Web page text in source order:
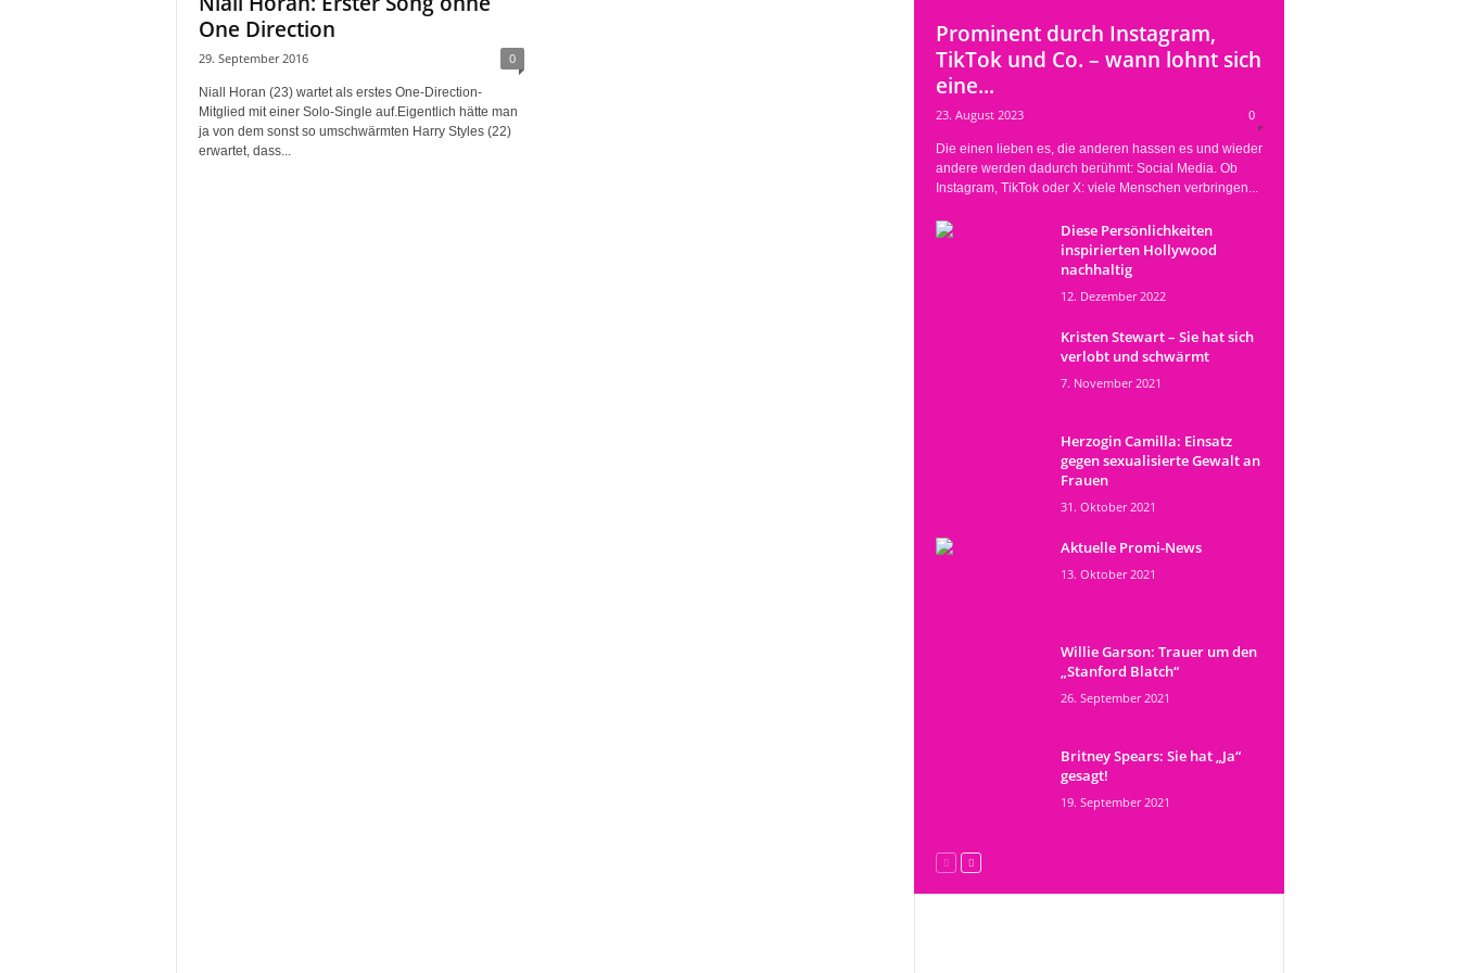
One Direction
29. September 2016 0
Niall Horan (23) wartet als erstes One-Direction-
Mitglied mit einer Solo-Single auf.Eigentlich hätte man
ja von dem sonst so umschwärmten Harry Styles (22)
erwartet, dass...
Prominent durch Instagram,
TikTok und Co. – wann lohnt sich
eine...
23. August 2023 0
Die einen lieben es, die anderen hassen es und wieder
andere werden dadurch berühmt: Social Media. Ob
Instagram, TikTok oder X: viele Menschen verbringen...
Diese Persönlichkeiten
inspirierten Hollywood
nachhaltig
12. Dezember 2022
Kristen Stewart – Sie hat sich
verlobt und schwärmt
7. November 2021
Herzogin Camilla: Einsatz
gegen sexualisierte Gewalt an
Frauen
31. Oktober 2021
Aktuelle Promi-News
13. Oktober 2021
Willie Garson: Trauer um den
„Stanford Blatch“
26. September 2021
Britney Spears: Sie hat „Ja“
gesagt!
19. September 2021